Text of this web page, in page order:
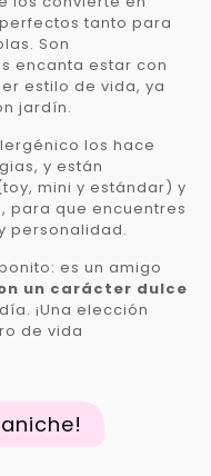
tanto para
Son
encanta estar con
estilo de vida, ya
jardín.
los hace
y están
mini y estándar) y
para que encuentres
personalidad.
es un amigo
un carácter dulce
¡Una elección
de vida